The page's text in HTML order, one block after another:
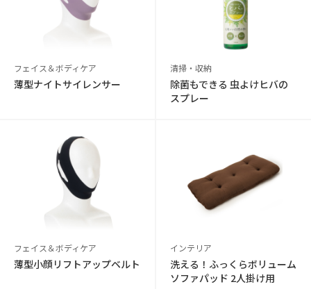
フェイス＆ボディケア
薄型ナイトサイレンサー
清掃・収納
除菌もできる 虫よけヒバの
スプレー
フェイス＆ボディケア
薄型小顔リフトアップベルト
インテリア
洗える！ふっくらボリューム
ソファパッド 2人掛け用